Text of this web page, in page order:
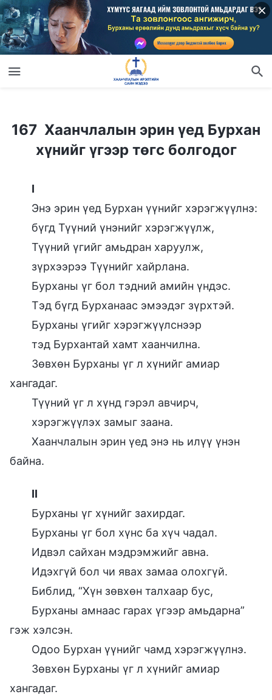
167 Хаанчлалын эрин үед Бурхан
хүнийг үгээр төгс болгодог
I
Энэ эрин үед Бурхан үүнийг хэрэгжүүлнэ:
бүгд Түүний үнэнийг хэрэгжүүлж,
Түүний үгийг амьдран харуулж,
зүрхээрээ Түүнийг хайрлана.
Бурханы үг бол тэдний амийн үндэс.
Тэд бүгд Бурханаас эмээдэг зүрхтэй.
Бурханы үгийг хэрэгжүүлснээр
тэд Бурхантай хамт хаанчилна.
Зөвхөн Бурханы үг л хүнийг амиар
хангадаг.
Түүний үг л хүнд гэрэл авчирч,
хэрэгжүүлэх замыг заана.
Хаанчлалын эрин үед энэ нь илүү үнэн
байна.
II
Бурханы үг хүнийг захирдаг.
Бурханы үг бол хүнс ба хүч чадал.
Идвэл сайхан мэдрэмжийг авна.
Идэхгүй бол чи явах замаа олохгүй.
Библид, “Хүн зөвхөн талхаар бус,
Бурханы амнаас гарах үгээр амьдарна”
гэж хэлсэн.
Одоо Бурхан үүнийг чамд хэрэгжүүлнэ.
Зөвхөн Бурханы үг л хүнийг амиар
хангадаг.